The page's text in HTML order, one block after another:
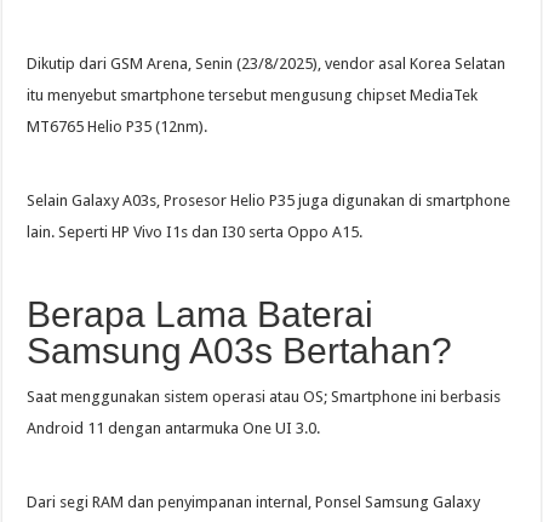
Dikutip dari GSM Arena, Senin (23/8/2025), vendor asal Korea Selatan
itu menyebut smartphone tersebut mengusung chipset MediaTek
MT6765 Helio P35 (12nm).
Selain Galaxy A03s, Prosesor Helio P35 juga digunakan di smartphone
lain. Seperti HP Vivo I1s dan I30 serta Oppo A15.
Berapa Lama Baterai
Samsung A03s Bertahan?
Saat menggunakan sistem operasi atau OS; Smartphone ini berbasis
Android 11 dengan antarmuka One UI 3.0.
Dari segi RAM dan penyimpanan internal, Ponsel Samsung Galaxy